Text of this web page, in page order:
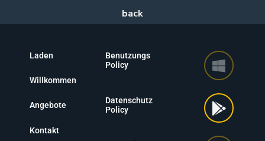
Laden
Willkommen
Angebote
Kontakt
Benutzungs
Policy
Datenschutz
Policy